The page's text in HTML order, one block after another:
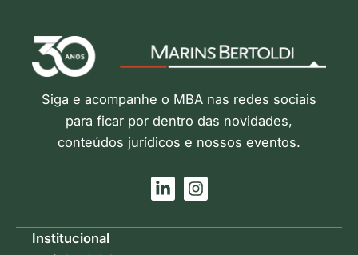
Siga e acompanhe o MBA nas redes sociais
para ficar por dentro das novidades,
conteúdos jurídicos e nossos eventos.
L
i
k
I
n
t
Institucional